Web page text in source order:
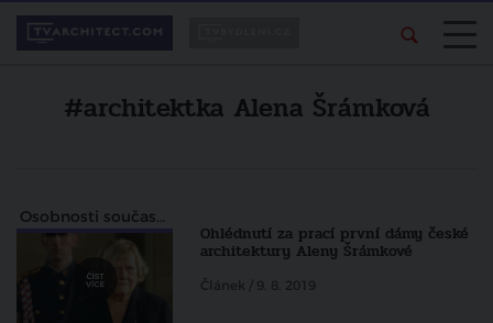
#architektka Alena Šrámková
Osobnosti současné architektury
Ohlédnutí za prací první dámy české
architektury Aleny Šrámkové
Článek / 9. 8. 2019